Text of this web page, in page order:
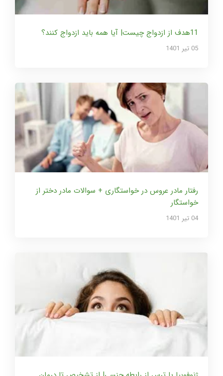
11هدف از ازدواج چیست| آیا همه باید ازدواج کنند؟
05 تير 1401
رفتار مادر عروس در خواستگاری + سوالات مادر دختر از
خواستگار
04 تير 1401